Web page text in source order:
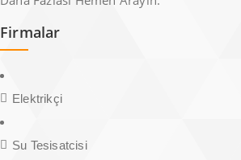
Firmalar
Elektrikçi
Su Tesisatcisi